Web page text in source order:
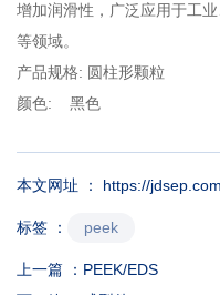
增加润滑性，广泛应用于工
等领域。
产品规格: 圆柱形颗粒
颜色: 黑色
本文网址 ： https://
标签 ： peek
上一篇 ： PEEK/EDS